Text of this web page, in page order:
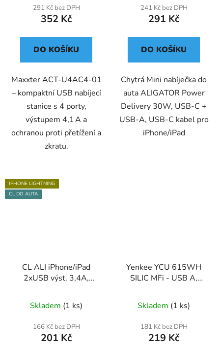
291 Kč bez DPH
352 Kč
DO KOŠÍKU
Maxxter ACT-U4AC4-01
– kompaktní USB nabíjecí
stanice s 4 porty,
výstupem 4,1 A a
ochranou proti přetížení a
zkratu.
241 Kč bez DPH
291 Kč
DO KOŠÍKU
Chytrá Mini nabíječka do
auta ALIGATOR Power
Delivery 30W, USB-C +
USB-A, USB-C kabel pro
iPhone/iPad
IPHONE LIGHTNING
CL DO AUTA
CL ALI iPhone/iPad
2xUSB výst. 3,4A,
Skladem (1 ks)
166 Kč bez DPH
201 Kč
Yenkee YCU 615WH
SILIC MFi - USB A,
Skladem (1 ks)
181 Kč bez DPH
219 Kč